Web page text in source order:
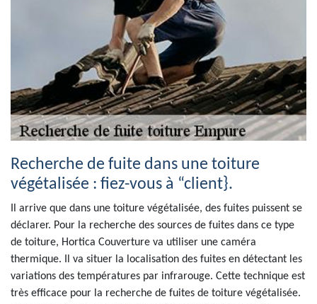
Recherche de fuite dans une toiture
végétalisée : fiez-vous à “client}.
Il arrive que dans une toiture végétalisée, des fuites puissent se
déclarer. Pour la recherche des sources de fuites dans ce type
de toiture, Hortica Couverture va utiliser une caméra
thermique. Il va situer la localisation des fuites en détectant les
variations des températures par infrarouge. Cette technique est
très efficace pour la recherche de fuites de toiture végétalisée.